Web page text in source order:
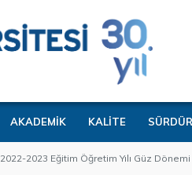
AKADEMİK KALİTE
2022-2023 Eğitim Öğretim Yılı Güz